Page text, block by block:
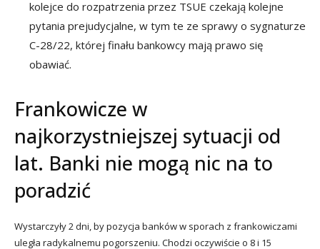
kolejce do rozpatrzenia przez TSUE czekają kolejne
pytania prejudycjalne, w tym te ze sprawy o sygnaturze
C-28/22, której finału bankowcy mają prawo się
obawiać.
Frankowicze w
najkorzystniejszej sytuacji od
lat. Banki nie mogą nic na to
poradzić
Wystarczyły 2 dni, by pozycja banków w sporach z frankowiczami
uległa radykalnemu pogorszeniu. Chodzi oczywiście o 8 i 15